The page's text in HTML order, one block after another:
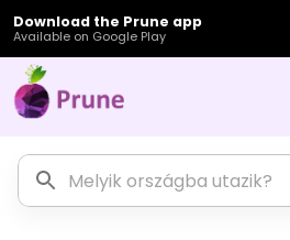
Download the Prune app
Available on Google Play